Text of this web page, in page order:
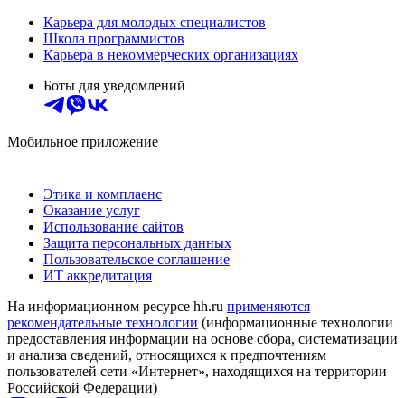
Карьера для молодых специалистов
Школа программистов
Карьера в некоммерческих организациях
Боты для уведомлений
Мобильное приложение
Этика и комплаенс
Оказание услуг
Использование сайтов
Защита персональных данных
Пользовательское соглашение
ИТ аккредитация
На информационном ресурсе hh.ru применяются
рекомендательные технологии (информационные технологии
предоставления информации на основе сбора, систематизации
и анализа сведений, относящихся к предпочтениям
пользователей сети «Интернет», находящихся на территории
Российской Федерации)